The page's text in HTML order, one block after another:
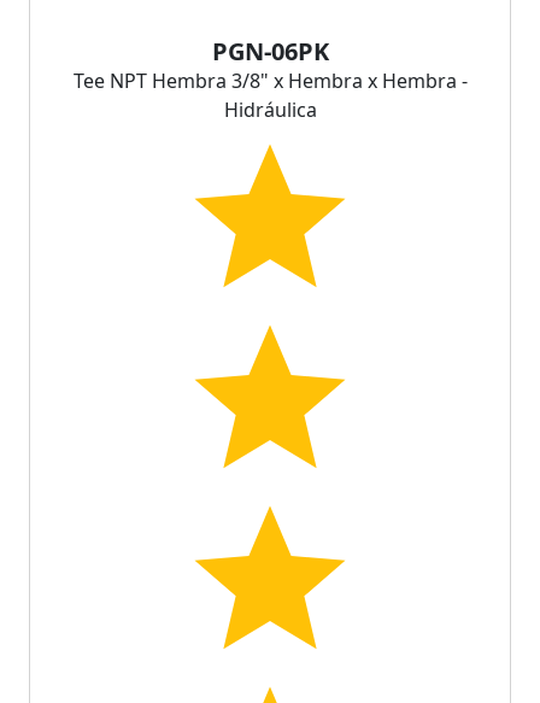
PGN-06PK
Tee NPT Hembra 3/8" x Hembra x Hembra -
Hidráulica